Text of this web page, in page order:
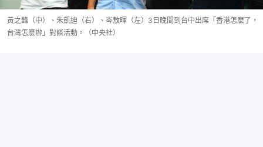
黃之鋒（中）、朱凱迪（右）、岑敖暉（左）3日晚間到台中出席「香港怎麼了，
台灣怎麼辦」對談活動。（中央社）